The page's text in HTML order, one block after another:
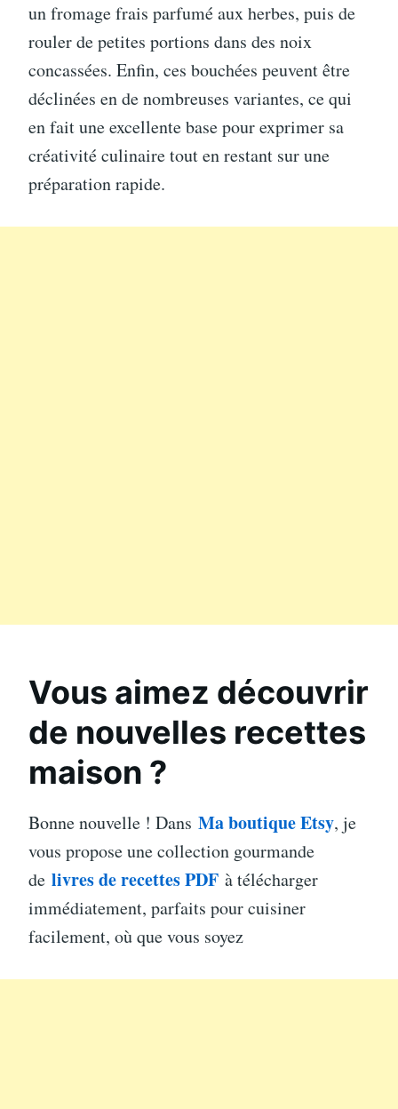
un fromage frais parfumé aux herbes, puis de
rouler de petites portions dans des noix
concassées. Enfin, ces bouchées peuvent être
déclinées en de nombreuses variantes, ce qui
en fait une excellente base pour exprimer sa
créativité culinaire tout en restant sur une
préparation rapide.
Vous aimez découvrir
de nouvelles recettes
maison ?
Bonne nouvelle ! Dans Ma boutique Etsy, je
vous propose une collection gourmande
de livres de recettes PDF à télécharger
immédiatement, parfaits pour cuisiner
facilement, où que vous soyez